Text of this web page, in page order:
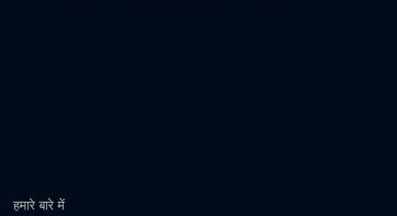
हमारे बारे में